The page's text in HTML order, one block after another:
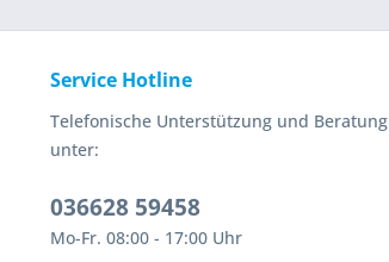
Service Hotline
Telefonische Unterstützung und Beratung
unter:
036628 59458
Mo-Fr. 08:00 - 17:00 Uhr